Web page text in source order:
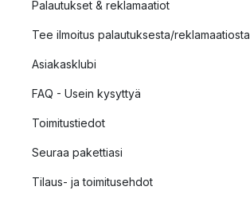
Palautukset & reklamaatiot
Tee ilmoitus palautuksesta/reklamaatiosta
Asiakasklubi
FAQ - Usein kysyttyä
Toimitustiedot
Seuraa pakettiasi
Tilaus- ja toimitusehdot